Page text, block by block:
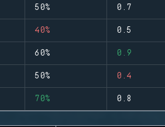
50% 0.7
40% 0.5
60% 0.9
50% 0.4
70% 0.8